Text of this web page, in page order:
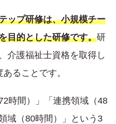
ップ研修は、小規模チー
目的とした研修です。研
介護福祉士資格を取得し
ることです。
時間）」「連携領域（48
域（80時間）」という3